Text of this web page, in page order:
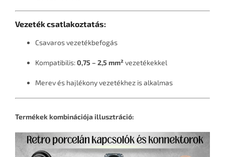
Vezeték csatlakoztatás:
Csavaros vezetékbefogás
Kompatibilis:0,75 – 2,5 mm²vezetékekkel
Merev és hajlékony vezetékhez is alkalmas
Termékek kombinációja illusztráció: